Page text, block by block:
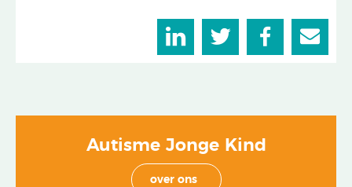
Autisme Jonge Kind
over ons